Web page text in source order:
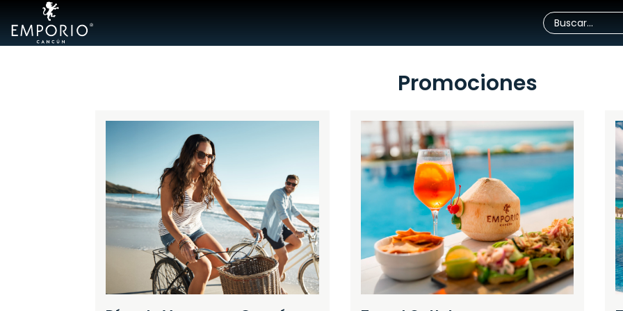
Promociones